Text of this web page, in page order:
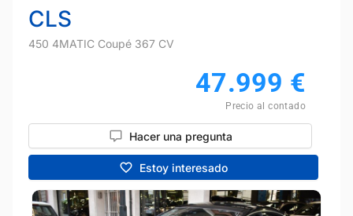
CLS
450 4MATIC Coupé 367 CV
47.999 €
Precio al contado
Hacer una pregunta
Estoy interesado